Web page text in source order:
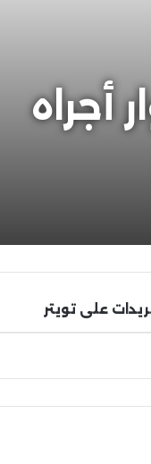
أجراه
على تويتر